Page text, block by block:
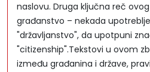
naslovu. Druga ključna reč
građanstvo – nekada
"državljanstvo", da upotpuni
"citizenship".Tekstovi u ovom
između građanina i države,